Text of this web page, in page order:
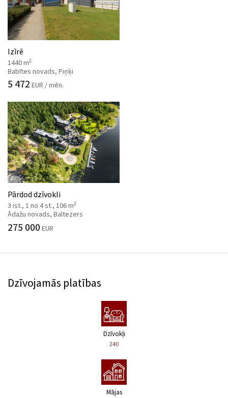
Izīrē
1440 m2
Babītes novads, Piņķi
5 472 EUR / mēn.
Pārdod dzīvokli
3 ist., 1 no 4 st., 106 m2
Ādažu novads, Baltezers
275 000 EUR
Dzīvojamās platības
Dzīvokļi
240
Mājas